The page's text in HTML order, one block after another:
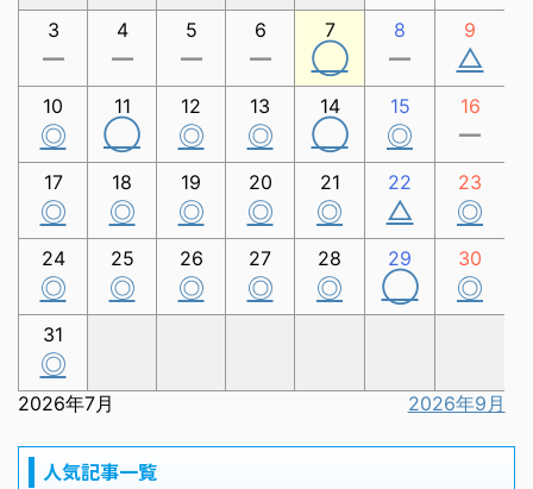
3
ー
4
ー
5
ー
6
ー
7
◯
8
ー
9
△
10
◎
11
◯
12
◎
13
◎
14
◯
15
◎
16
ー
17
◎
18
◎
19
◎
20
◎
21
◎
22
△
23
◎
24
◎
25
◎
26
◎
27
◎
28
◎
29
◯
30
◎
31
◎
2026年7月 2026年9月
人気記事一覧